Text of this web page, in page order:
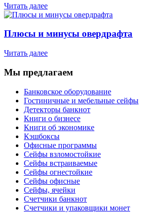
Читать далее
Плюсы и минусы овердрафта
Читать далее
Мы предлагаем
Банковское оборудование
Гостиничные и мебельные сейфы
Детекторы банкнот
Книги о бизнесе
Книги об экономике
Кэшбоксы
Офисные программы
Сейфы взломостойкие
Сейфы встраиваемые
Сейфы огнестойкие
Сейфы офисные
Сейфы, ячейки
Счетчики банкнот
Счетчики и упаковщики монет